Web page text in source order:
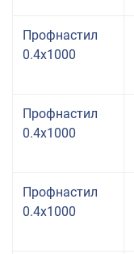
Профнастил
0.4x1000
Профнастил
0.4x1000
Профнастил
0.4x1000